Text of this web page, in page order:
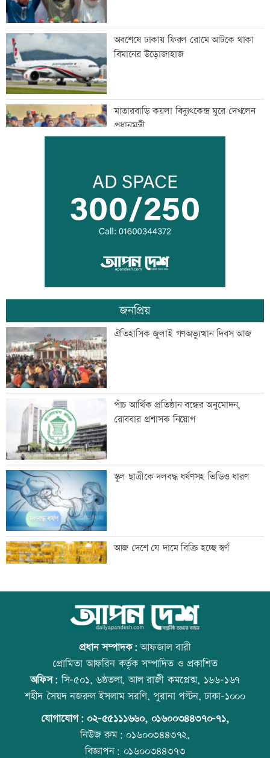
অবশেষে ঢাকায় ফিরল রোমে আটকে থাকা
বিমানের উড়োজাহাজ
মাতারবাড়ি কয়লা বিদ্যুৎকেন্দ্র ঘুরে দেখলেন
প্রধানমন্ত্রী
সিটি ব্যাংকের কার্ড স্পর্শ করলেই টাকা দেবে
এটিএম
মহাস্থানগড়ে নির্মাণকাজে স্থিতাবস্থা, আপিলের
অনুমতি
বাংলা কিউআর নিয়ে আলেমদের সঙ্গে
ইসলামী ব্যাংকেরমতবিনিময় সভা
অস্বাভাবিক দর বৃদ্ধির কারণ জানেনা
ইউনাইটেড ইন্স্যুরেন্স
রাষ্ট্রপতি নির্বাচনে বিএনপির ২ মনোনয়নপত্র
সংগ্রহ
সূচকের পতনে চলছে লেনদেন
অভিকার পরে এবার স্বরা হাসপাতালে ভর্তি,
কী হলো এ ২ অভিনেত্রীর
আজ ১১ ঘণ্টা গ্যাস থাকবে না যেসব এলাকায়
জনপ্রিয়
ঐতিহাসিক জুলাই গণঅভ্যুত্থান দিবস আজ
পাঁচ আর্থিক প্রতিষ্ঠান বন্ধের অনুমোদন,
রোববার প্রশাসক নিয়োগ
স্কুল ছাত্রীকে দলবদ্ধ ধর্ষণসহ ভিডিও ধারণ
আজ দেশে যে দামে বিক্রি হচ্ছে স্বর্ণ
আজ বিশ্ব বন্ধু দিবস
কোরআন-হাদিসে নামাজ না পড়ার শাস্তি
প্রধান সম্পাদক:আফজাল বারী
প্রোমিতা আফরিন কর্তৃক সম্পাদিত ও প্রকাশিত
অফিস:সি-৫০১, ৬ষ্ঠতলা, আল রাজী কমপ্লেক্স, ১৬৬-১৬৭
শহীদ সৈয়দ নজরুল ইসলাম সরণি, পুরানা পল্টন, ঢাকা-১০০০
যোগাযোগ: ০২-৫৫১১১৬৬০, ০১৬০০৩৪৪৩৭০-৭১,
নিউজ রুম:০১৬০০৩৪৪৩৭২,
বিজ্ঞাপন: ০১৬০০৩৪৪৩৭৩